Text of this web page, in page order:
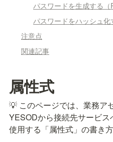
パスワードを生成する（
パスワードをハッシュ化
注意点
関連記事
属性式
💡 このページでは、業務ア
YESODから接続先サービ
使用する「属性式」の書き